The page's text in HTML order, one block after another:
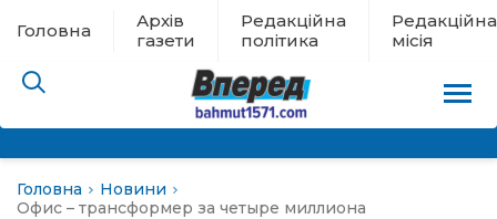
Головна
Архів
газети
Редакційна
політика
Редакційна
місія
Головна
Новини
Офис – трансформер за четыре миллиона